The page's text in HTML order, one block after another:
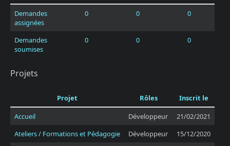
Demandes
assignées
0 0 0
Demandes
soumises
0 0 0
Projets
Projet Rôles
Inscrit le
Accueil
Développeur
21/02/2021
Ateliers / Formations et Pédagogie
Développeur
15/12/2020